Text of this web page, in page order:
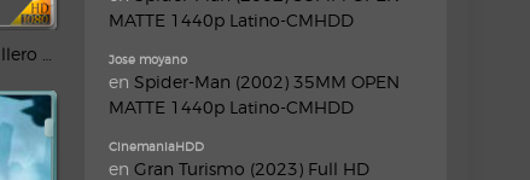
MATTE 1440p Latino-CMHDD
Jose moyano
en Spider-Man (2002) 35MM OPEN
MATTE 1440p Latino-CMHDD
CinemaniaHDD
en Gran Turismo (2023) Full HD